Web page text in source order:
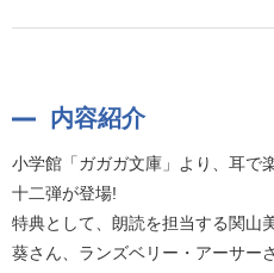
内容紹介
小学館「ガガガ文庫」より、耳で
十二弾が登場!
特典として、朗読を担当する関山
葵さん、ランズベリー・アーサー